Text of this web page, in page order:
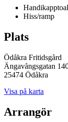
Hiss/ramp
Plats
Ödåkra Fritidsgård
Ängavångsgatan
25474 Ödåkra
Visa på karta
Arrangör